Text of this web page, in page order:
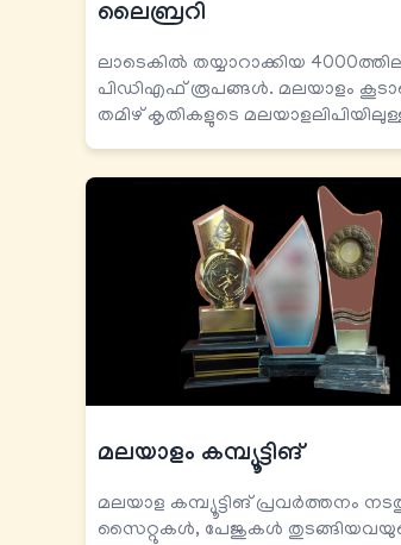
ലൈബ്രറി
ലാടെകിൽ തയ്യാറാക്കിയ
പിഡിഎഫ് രൂപങ്ങൾ. മലയാളം
തമിഴ് കൃതികളുടെ
മലയാളം കമ്പ്യൂട്ടിങ്
മലയാള കമ്പ്യൂട്ടിങ് പ്രവര്‍ത്തനം
സൈറ്റുകള്‍, പേജുകള്‍